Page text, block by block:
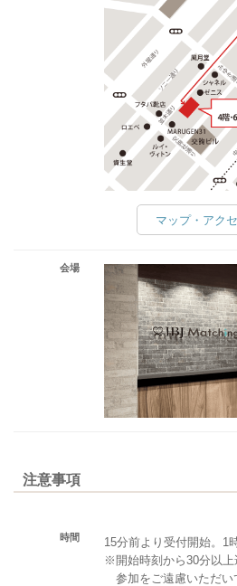
マップ・アク
会場
注意事項
時間
15分前より受付開始。1
※開始時刻から30分以上
参加をご遠慮いただい